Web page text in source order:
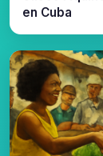
en Cuba